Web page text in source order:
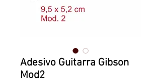
Adesivo Guitarra Gibson
Mod2